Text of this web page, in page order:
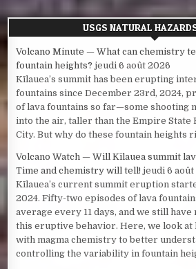
USGS NATURAL
Volcano Minute — What can chemistry
fountain heights? jeudi 6 août 2026
Kīlauea’s summit has been erupting
fountains since December 23rd, 2024,
of lava fountains so far—some shooting
into the air, taller than the Empire State
City. But why do these fountain heights
Volcano Watch — Will Kīlauea summit
Time and chemistry will tell! jeudi 6 août
Kīlauea’s current summit eruption
2024. Fifty-two episodes of lava
average every 11 days, and we still
this eruptive behavior. Here, we look at
with magma chemistry to better
controlling the variability in fountain